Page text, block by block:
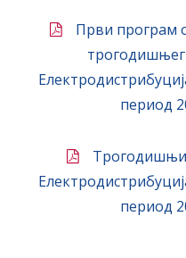
Први програм
период
период